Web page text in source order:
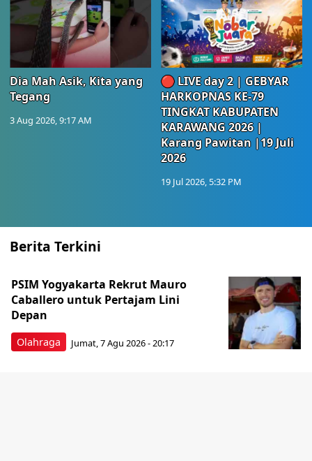
Dia Mah Asik, Kita yang
Tegang
3 Aug 2026, 9:17 AM
🔴 LIVE day 2 | GEBYAR
HARKOPNAS KE-79
TINGKAT KABUPATEN
KARAWANG 2026 |
Karang Pawitan |19 Juli
2026
19 Jul 2026, 5:32 PM
Berita Terkini
Olahraga
PSIM Yogyakarta Rekrut Mauro
Caballero untuk Pertajam Lini
Depan
Jumat, 7 Agu 2026 - 20:17